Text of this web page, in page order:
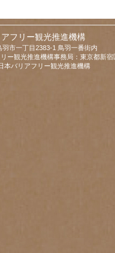
フリー観光推進機構
市一丁目2383-1 鳥羽一番街内
ー観光推進機構事務局：東京都新
本バリアフリー観光推進機構